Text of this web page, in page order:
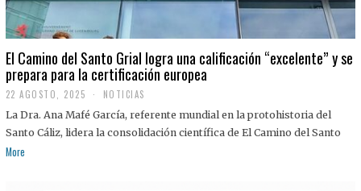
El Camino del Santo Grial logra una calificación “excelente” y se
prepara para la certificación europea
22 AGOSTO, 2025
2
A
G
NOTICIAS
La Dra. Ana Mafé García, referente mundial en la protohistoria del
Santo Cáliz, lidera la consolidación científica de El Camino del Santo
More